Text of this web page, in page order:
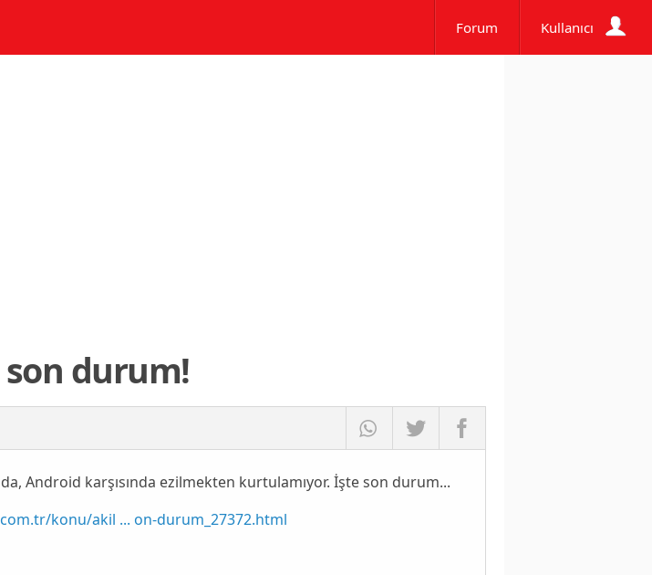
Forum Kullanıcı
son durum!
Android karşısında ezilmekten kurtulamıyor. İşte son durum...
konu/akil ... on-durum_27372.html